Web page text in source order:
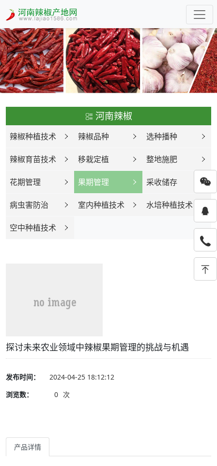
河南辣椒
辣椒种植技术 辣椒品种 选种播种
辣椒育苗技术 移栽定植 整地施肥
花期管理 果期管理 采收储存
病虫害防治 室内种植技术 水培种植技术
空中种植技术
探讨未来农业领域中辣椒果期管理的挑战与机遇
发布时间：
2024-04-25 18:12:12
浏览数：
0 次
产品详情